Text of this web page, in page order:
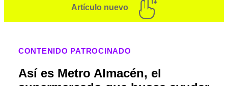
Artículo nuevo
CONTENIDO PATROCINADO
Así es Metro Almacén, el